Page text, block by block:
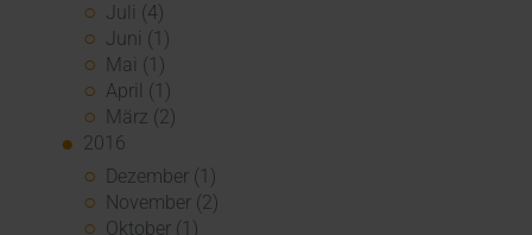
Juli (4)
Juni (1)
Mai (1)
April (1)
März (2)
2016
Dezember (1)
November (2)
Oktober (1)